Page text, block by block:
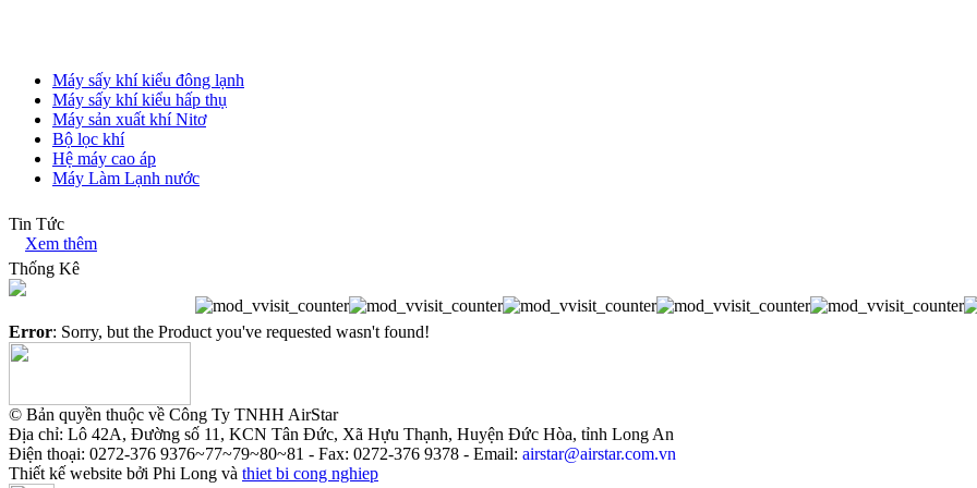
Máy sấy khí kiểu đông lạnh
Máy sấy khí kiểu hấp thụ
Máy sản xuất khí Nitơ
Bộ lọc khí
Hệ máy cao áp
Máy Làm Lạnh nước
Tin Tức
Xem thêm
Thống Kê
Error: Sorry, but the Product you've requested wasn't found!
© Bản quyền thuộc về Công Ty TNHH AirStar
Địa chỉ: Lô 42A, Đường số 11, KCN Tân Đức, Xã Hựu Thạnh, Huyện Đức Hòa, tỉnh Long An
Điện thoại: 0272-376 9376~77~79~80~81 - Fax: 0272-376 9378 - Email: airstar@airstar.com.vn
Thiết kế website bởi Phi Long và thiet bi cong nghiep